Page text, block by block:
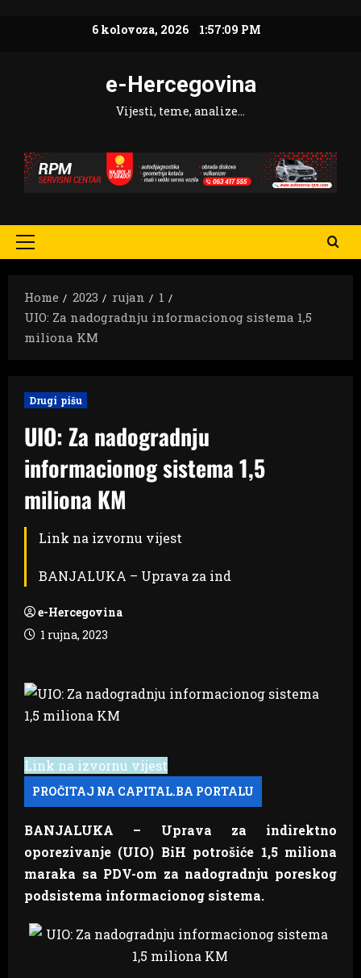
6 kolovoza, 2026 1:57:11 PM
e-Hercegovina
Vijesti, teme, analize…
Primary
Home
2023 rujan
1
UIO: Za nadogradnju informacionog sistema 1,5
miliona KM
Drugi pišu
UIO: Za nadogradnju
informacionog sistema 1,5
miliona KM
Link na izvornu vijest
BANJALUKA – Uprava za ind
e-Hercegovina
1 rujna, 2023
Link na izvornu vijest
BANJALUKA – Uprava za indirektno
oporezivanje (UIO) BiH potrošiće 1,5 miliona
maraka sa PDV-om za nadogradnju poreskog
podsistema informacionog sistema.